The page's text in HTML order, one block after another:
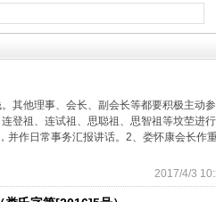
其他理事、会长、副会长等都要积极主动参
登祖、连试祖、思聪祖、思智祖等坟茔进
并作日常事务汇报讲话。2、娄怀康会长作
2017/4/3